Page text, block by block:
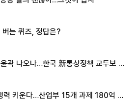
는 퀴즈, 정답은?
곽 나오나…한국 新통상정책 교두보 활
력 키운다…산업부 15개 과제 180억 지